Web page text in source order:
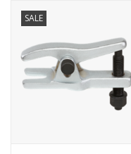
Competition tools
Beta
SALE